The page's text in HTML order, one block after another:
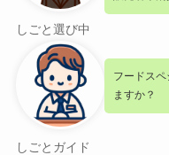
しごと選び中
しごとガイド
フードス
ますか？